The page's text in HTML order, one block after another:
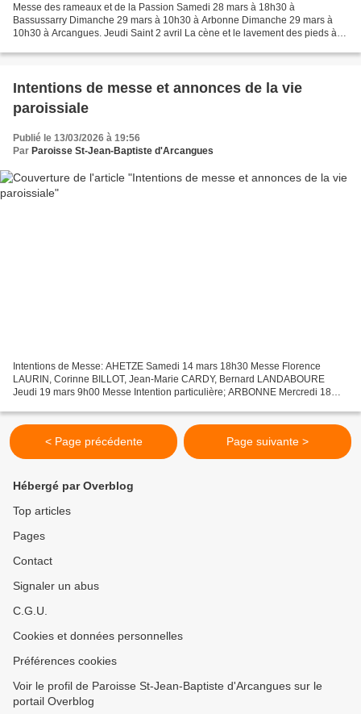
Messe des rameaux et de la Passion Samedi 28 mars à 18h30 à
Bassussarry Dimanche 29 mars à 10h30 à Arbonne Dimanche 29 mars à
10h30 à Arcangues. Jeudi Saint 2 avril La cène et le lavement des pieds à
Intentions de messe et annonces de la vie
paroissiale
Publié le 13/03/2026 à 19:56
Par Paroisse St-Jean-Baptiste d'Arcangues
Intentions de Messe: AHETZE Samedi 14 mars 18h30 Messe Florence
LAURIN, Corinne BILLOT, Jean-Marie CARDY, Bernard LANDABOURE
Jeudi 19 mars 9h00 Messe Intention particulière; ARBONNE Mercredi 18
< Page précédente Page suivante >
Hébergé par Overblog
Top articles
Pages
Contact
Signaler un abus
C.G.U.
Cookies et données personnelles
Préférences cookies
Voir le profil de Paroisse St-Jean-Baptiste d'Arcangues sur le
portail Overblog